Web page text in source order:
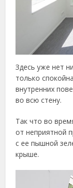
Здесь уже нет
только
внутренних
во всю стену.
Так что во
от неприятной
с ее пышной
крыше.